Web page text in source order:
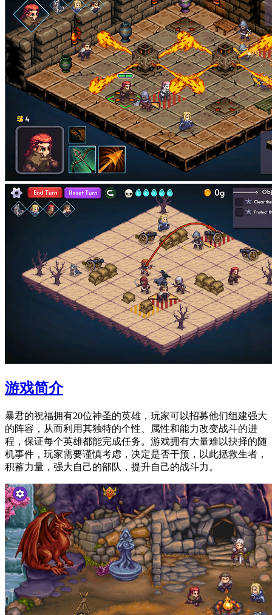
游戏简介
暴君的祝福拥有20位神圣的英雄，玩家可以招募他们组建强大
的阵容，从而利用其独特的个性、属性和能力改变战斗的进
程，保证每个英雄都能完成任务。游戏拥有大量难以抉择的随
机事件，玩家需要谨慎考虑，决定是否干预，以此拯救生者，
积蓄力量，强大自己的部队，提升自己的战斗力。